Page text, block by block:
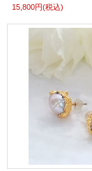
15,800円(税込)